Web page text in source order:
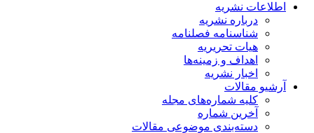
اطلاعات نشریه
درباره نشریه
شناسنامه فصلنامه
هیات تحریریه
اهداف و زمینه‌ها
اخبار نشریه
آرشیو مقالات
کلیه شماره‌های مجله
آخرین شماره
دسته‌بندی موضوعی مقالات